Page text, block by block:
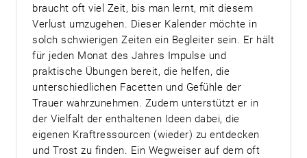
braucht oft viel Zeit, bis man lernt, mit diesem
Verlust umzugehen. Dieser Kalender möchte in
solch schwierigen Zeiten ein Begleiter sein. Er hält
für jeden Monat des Jahres Impulse und
praktische Übungen bereit, die helfen, die
unterschiedlichen Facetten und Gefühle der
Trauer wahrzunehmen. Zudem unterstützt er in
der Vielfalt der enthaltenen Ideen dabei, die
eigenen Kraftressourcen (wieder) zu entdecken
und Trost zu finden. Ein Wegweiser auf dem oft